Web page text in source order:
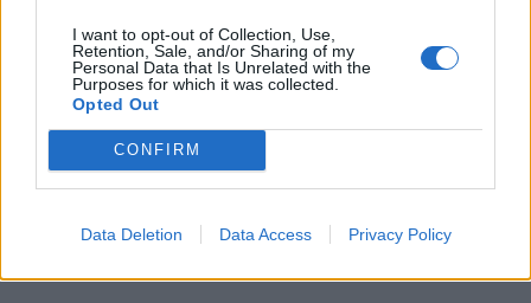
I want to opt-out of Collection, Use,
Retention, Sale, and/or Sharing of my
Personal Data that Is Unrelated with the
Purposes for which it was collected.
Opted Out
CONFIRM
Data Deletion Data Access Privacy Policy